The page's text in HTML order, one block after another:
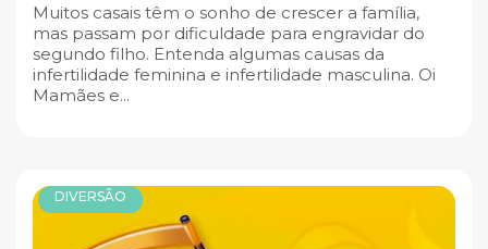
Muitos casais têm o sonho de crescer a família,
mas passam por dificuldade para engravidar do
segundo filho. Entenda algumas causas da
infertilidade feminina e infertilidade masculina. Oi
Mamães e...
DIVERSÃO